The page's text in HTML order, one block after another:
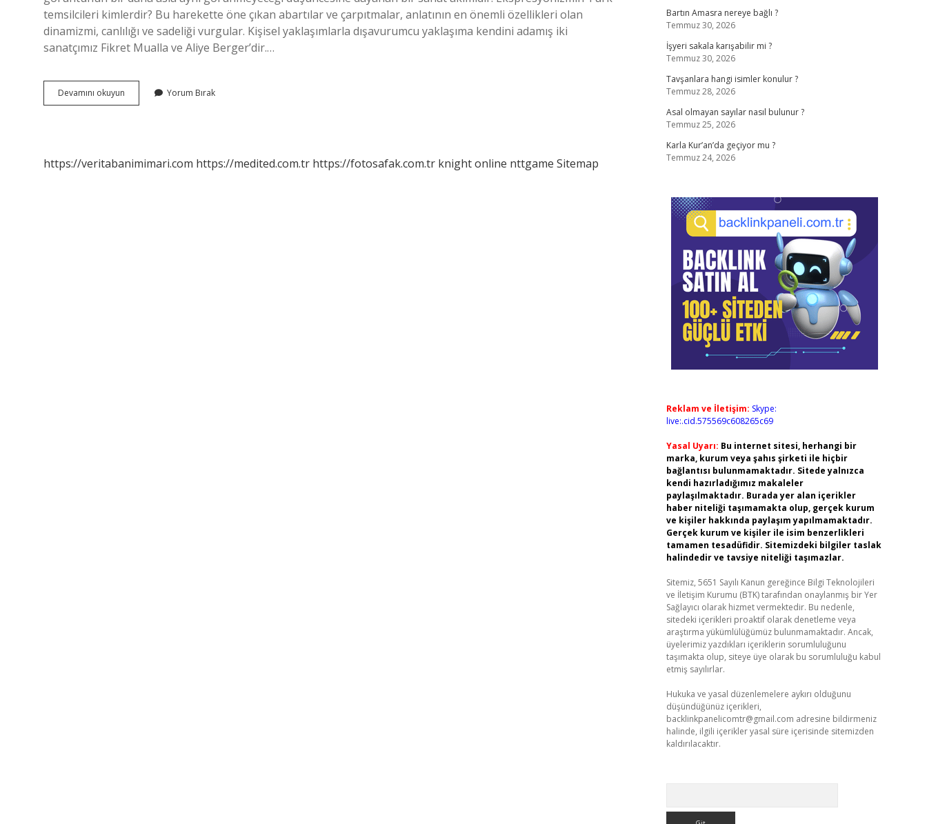
temsilcileri kimlerdir? Bu harekette öne çıkan abartılar ve çarpıtmalar, anlatının en önemli özellikleri olan
dinamizmi, canlılığı ve sadeliği vurgular. Kişisel yaklaşımlarla dışavurumcu yaklaşıma kendini adamış iki
sanatçımız Fikret Mualla ve Aliye Berger’dir.…
Devamını okuyun Ekspresyonizm
Izlenimcilik
Yorum Bırak
https://veritabanimimari.com https://medited.com.tr https://fotosafak.com.tr knight online nttgame Sitemap
Bartın Amasra nereye bağlı ?
Temmuz 30, 2026
İşyeri sakala karışabilir mi ?
Temmuz 30, 2026
Tavşanlara hangi isimler konulur ?
Temmuz 28, 2026
Asal olmayan sayılar nasıl bulunur ?
Temmuz 25, 2026
Karla Kur’an’da geçiyor mu ?
Temmuz 24, 2026
Reklam ve İletişim: Skype:
live:.cid.575569c608265c69
Yasal Uyarı: Bu internet sitesi, herhangi bir
marka, kurum veya şahıs şirketi ile hiçbir
bağlantısı bulunmamaktadır. Sitede yalnızca
kendi hazırladığımız makaleler
paylaşılmaktadır. Burada yer alan içerikler
haber niteliği taşımamakta olup, gerçek kurum
ve kişiler hakkında paylaşım yapılmamaktadır.
Gerçek kurum ve kişiler ile isim benzerlikleri
tamamen tesadüfidir. Sitemizdeki bilgiler taslak
halindedir ve tavsiye niteliği taşımazlar.
Sitemiz, 5651 Sayılı Kanun gereğince Bilgi Teknolojileri
ve İletişim Kurumu (BTK) tarafından onaylanmış bir Yer
Sağlayıcı olarak hizmet vermektedir. Bu nedenle,
sitedeki içerikleri proaktif olarak denetleme veya
araştırma yükümlülüğümüz bulunmamaktadır. Ancak,
üyelerimiz yazdıkları içeriklerin sorumluluğunu
taşımakta olup, siteye üye olarak bu sorumluluğu kabul
etmiş sayılırlar.
Hukuka ve yasal düzenlemelere aykırı olduğunu
düşündüğünüz içerikleri,
backlinkpanelicomtr@gmail.com adresine bildirmeniz
halinde, ilgili içerikler yasal süre içerisinde sitemizden
kaldırılacaktır.